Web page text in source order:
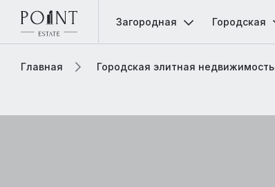
Загородная Городская
Главная Городская элитная недвижимость